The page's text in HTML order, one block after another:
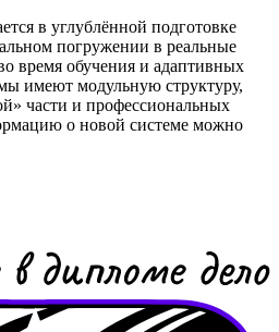
в углублённой подготовке
погружении в реальные
время обучения и адаптивных
имеют модульную структуру,
части и профессиональных
о новой системе можно